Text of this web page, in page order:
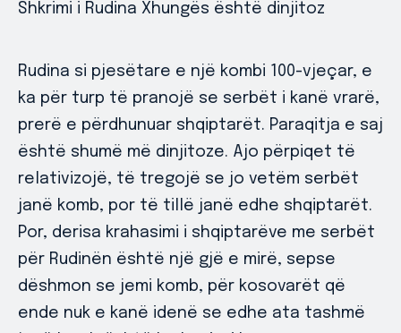
Shkrimi i Rudina Xhungës është dinjitoz
Rudina si pjesëtare e një kombi 100-vjeçar, e
ka për turp të pranojë se serbët i kanë vrarë,
prerë e përdhunuar shqiptarët. Paraqitja e saj
është shumë më dinjitoze. Ajo përpiqet të
relativizojë, të tregojë se jo vetëm serbët
janë komb, por të tillë janë edhe shqiptarët.
Por, derisa krahasimi i shqiptarëve me serbët
për Rudinën është një gjë e mirë, sepse
dëshmon se jemi komb, për kosovarët që
ende nuk e kanë idenë se edhe ata tashmë